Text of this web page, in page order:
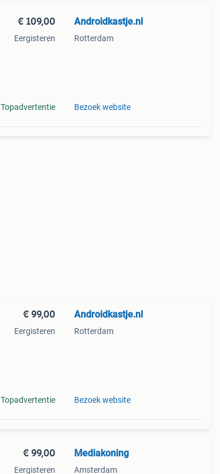
€ 109,00
Eergisteren
Topadvertentie
Androidkastje.nl
Rotterdam
Bezoek website
€ 99,00
Eergisteren
Topadvertentie
Androidkastje.nl
Rotterdam
Bezoek website
€ 99,00
Eergisteren
Mediakoning
Amsterdam